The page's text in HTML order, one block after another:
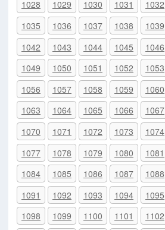
1028
1029 1030 1031 1032
1035
1036 1037 1038 1039
1042
1043 1044 1045 1046
1049
1050 1051 1052 1053
1056
1057 1058 1059 1060
1063
1064 1065 1066 1067
1070
1071 1072 1073 1074
1077
1078 1079 1080 1081
1084
1085 1086 1087 1088
1091
1092 1093 1094 1095
1098
1099 1100 1101 1102